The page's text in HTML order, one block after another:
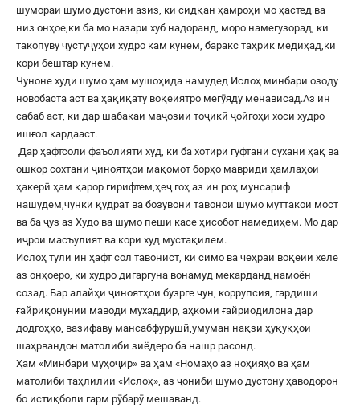
шумораи шумо дустони азиз, ки сидқан ҳамроҳи мо ҳастед ва
низ онҳое,ки ба мо назари хуб надоранд, моро намегузорад, ки
такопуву ҷустуҷуҳои худро кам кунем, баракс таҳрик медиҳад,ки
кори бештар кунем.
Чуноне худи шумо ҳам мушоҳида намудед Ислоҳ минбари озоду
новобаста аст ва ҳақиқату воқеиятро мегӯяду менависад.Аз ин
сабаб аст, ки дар шабакаи маҷозии тоҷикӣ ҷойгоҳи хоси худро
ишғол кардааст.
Дар ҳафтсоли фаъолияти худ, ки ба хотири гуфтани сухани ҳақ ва
ошкор сохтани ҷиноятҳои мақомот борҳо мавриди ҳамлаҳои
ҳакерӣ ҳам қарор гирифтем,ҳеҷ гоҳ аз ин роҳ мунсариф
нашудем,чунки қудрат ва бозувони тавонои шумо муттакои мост
ва ба ҷуз аз Худо ва шумо пеши касе ҳисобот намедиҳем. Мо дар
иҷрои масъулият ва кори худ мустақилем.
Ислоҳ тули ин ҳафт сол тавонист, ки симо ва чеҳраи воқеии хеле
аз онҳоеро, ки худро дигаргуна вонамуд мекарданд,намоён
созад. Бар алайҳи ҷиноятҳои бузрге чун, коррупсия, гардиши
ғайриқонунии маводи мухаддир, аҳкоми ғайриодилона дар
додгоҳҳо, вазифаву мансабфурушӣ,умуман нақзи ҳуқуқҳои
шаҳрвандон матолиби зиёдеро ба нашр расонд.
Ҳам «Минбари муҳоҷир» ва ҳам «Номаҳо аз ноҳияҳо ва ҳам
матолиби таҳлилии «Ислоҳ», аз ҷониби шумо дустону ҳаводорон
бо истиқболи гарм рӯбарӯ мешаванд.